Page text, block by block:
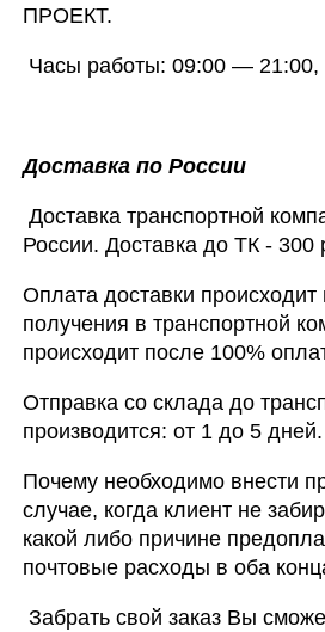
ПРОЕКТ.
Часы работы: 09:00 — 21:00,
Доставка по России
Доставка транспортной
России. Доставка до ТК - 300
Оплата доставки
получения в транспортной
происходит после 100%
Отправка со склада до
производится: от 1 до 5 дней.
Почему необходимо внести
случае, когда клиент не
какой либо причине
почтовые расходы в оба
Забрать свой заказ Вы